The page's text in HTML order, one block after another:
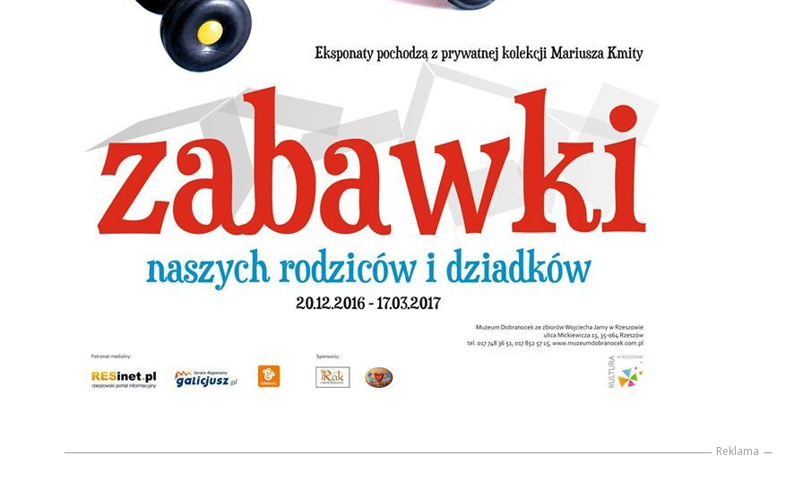
Reklama